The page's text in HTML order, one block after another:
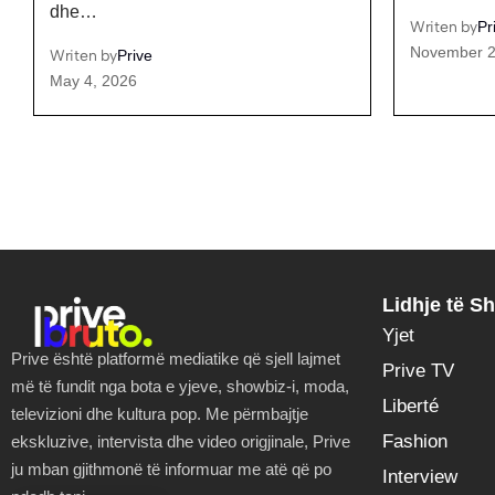
November 22, 2025
Writen by
January
Prive është platformë mediatike që sjell lajmet
më të fundit nga bota e yjeve, showbiz-i, moda,
televizioni dhe kultura pop. Me përmbajtje
ekskluzive, intervista dhe video origjinale, Prive
ju mban gjithmonë të informuar me atë që po
Lidhje të
Yjet
Prive TV
Liberté
Fashion
Interview